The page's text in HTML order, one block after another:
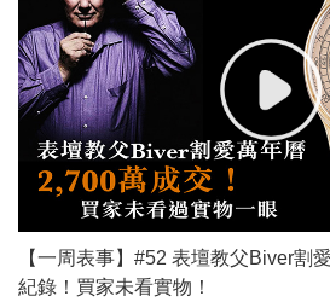
【一周表事】#52 表壇教父Biver割愛萬年曆
紀錄！買家未看實物！